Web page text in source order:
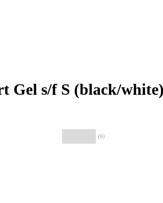
Gel s/f S (black/white)
(0)